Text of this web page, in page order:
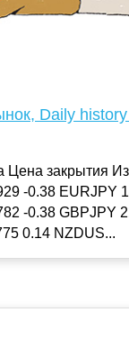
Daily
Цена закрытия
-0.38 EURJPY
-0.38 GBPJPY
0.14 NZDUS...